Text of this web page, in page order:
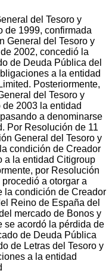
del Tesoro y
de 1999, confirmada
General del Tesoro y
2002, concedió la
de Deuda Pública del
a la entidad
Posteriormente,
del Tesoro y
2003 la entidad
a denominarse
Por Resolución de 11
General del Tesoro y
condición de Creador
a la entidad Citigroup
por Resolución
a otorgar a
la condición de Creador
Reino de España del
mercado de Bonos y
se acordó la pérdida de
de Deuda Pública
de Letras del Tesoro y
a la entidad